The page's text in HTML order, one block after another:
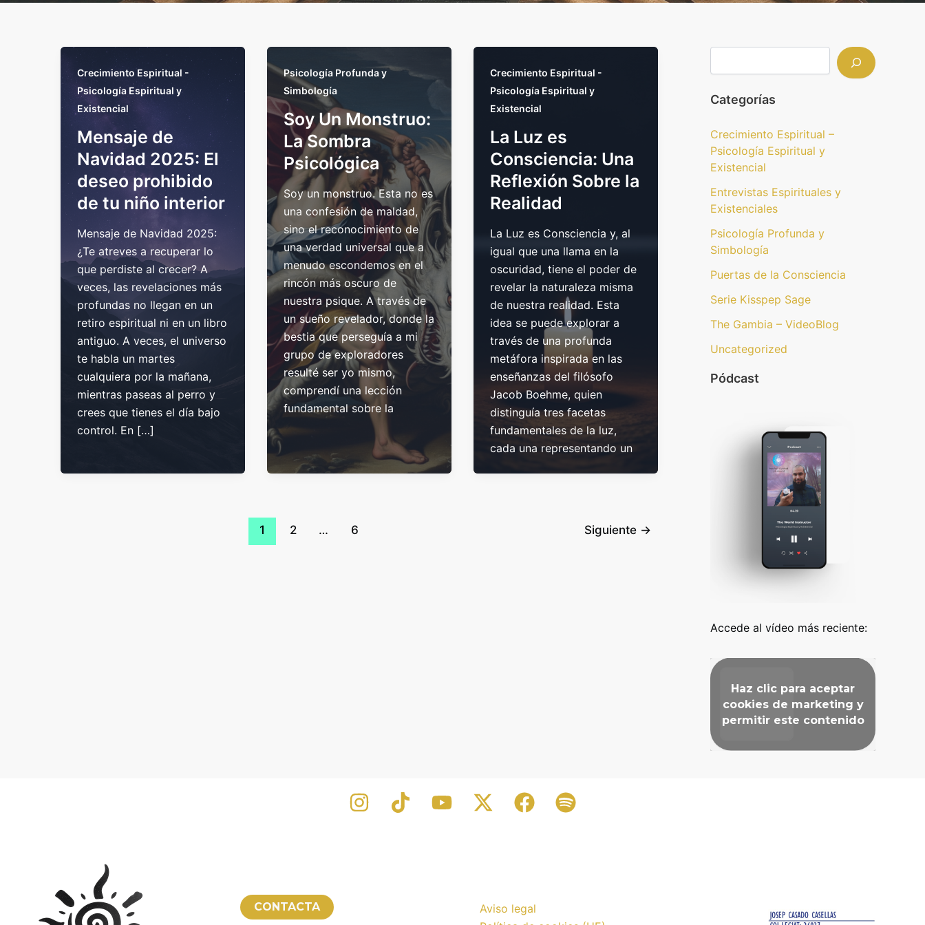
Crecimiento Espiritual -
Psicología Espiritual y
Existencial
Mensaje de
Navidad 2025: El
deseo prohibido
de tu niño interior
Mensaje de Navidad 2025:
¿Te atreves a recuperar lo
que perdiste al crecer? A
veces, las revelaciones más
profundas no llegan en un
retiro espiritual ni en un libro
antiguo. A veces, el universo
te habla un martes
cualquiera por la mañana,
mientras paseas al perro y
crees que tienes el día bajo
control. En […]
Psicología Profunda y
Simbología
Soy Un Monstruo:
La Sombra
Psicológica
Soy un monstruo. Esta no es
una confesión de maldad,
sino el reconocimiento de
una verdad universal que a
menudo escondemos en el
rincón más oscuro de
nuestra psique. A través de
un sueño revelador, donde la
bestia que perseguía a mi
grupo de exploradores
resulté ser yo mismo,
comprendí una lección
fundamental sobre la
Crecimiento Espiritual -
Psicología Espiritual y
Existencial
La Luz es
Consciencia: Una
Reflexión Sobre la
Realidad
La Luz es Consciencia y, al
igual que una llama en la
oscuridad, tiene el poder de
revelar la naturaleza misma
de nuestra realidad. Esta
idea se puede explorar a
través de una profunda
metáfora inspirada en las
enseñanzas del filósofo
Jacob Boehme, quien
distinguía tres facetas
fundamentales de la luz,
cada una representando un
1 2 … 6 Siguiente →
Categorías
Crecimiento Espiritual –
Psicología Espiritual y
Existencial
Entrevistas Espirituales y
Existenciales
Psicología Profunda y
Simbología
Puertas de la Consciencia
Serie Kisspep Sage
The Gambia – VideoBlog
Uncategorized
Pódcast
Accede al vídeo más reciente:
Haz clic para aceptar
cookies de marketing y
permitir este contenido
CONTACTA
Aviso legal